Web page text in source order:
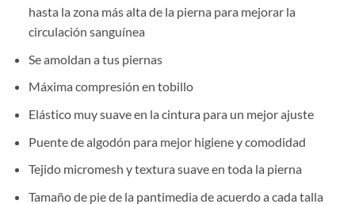
hasta la zona más alta de la pierna para mejorar la
circulación sanguínea
Se amoldan a tus piernas
Máxima compresión en tobillo
Elástico muy suave en la cintura para un mejor ajuste
Puente de algodón para mejor higiene y comodidad
Tejido micromesh y textura suave en toda la pierna
Tamaño de pie de la pantimedia de acuerdo a cada talla